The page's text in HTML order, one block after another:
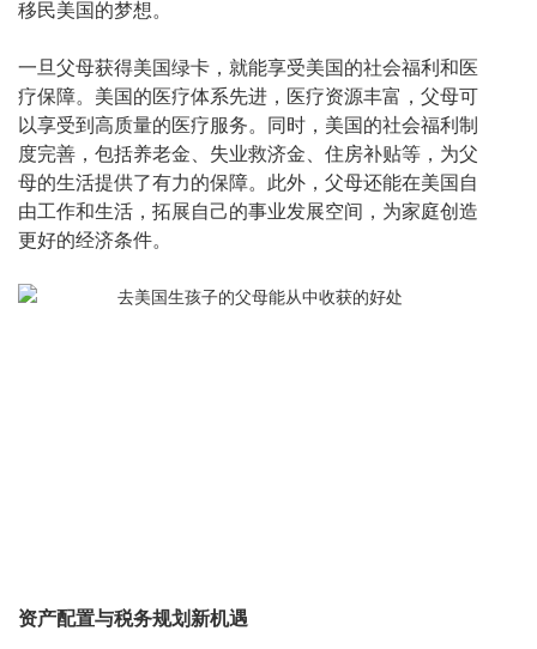
移民美国的梦想。
一旦父母获得美国绿卡，就能享受美国的社会福利和医
疗保障。美国的医疗体系先进，医疗资源丰富，父母可
以享受到高质量的医疗服务。同时，美国的社会福利制
度完善，包括养老金、失业救济金、住房补贴等，为父
母的生活提供了有力的保障。此外，父母还能在美国自
由工作和生活，拓展自己的事业发展空间，为家庭创造
更好的经济条件。
资产配置与税务规划新机遇